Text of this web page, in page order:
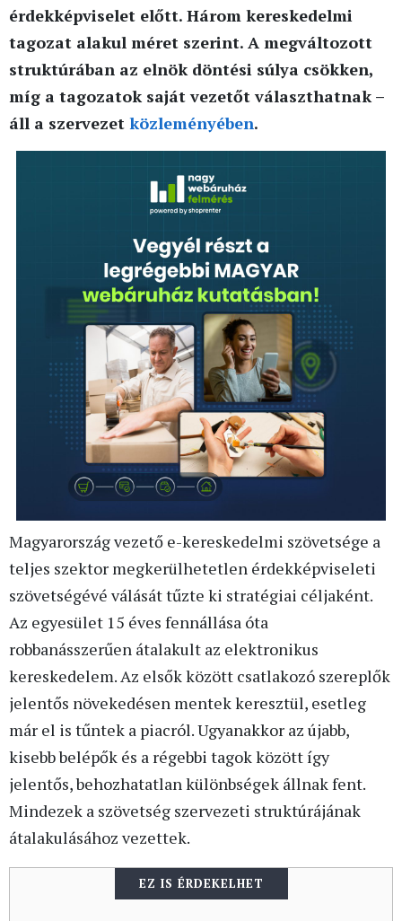
érdekképviselet előtt. Három kereskedelmi
tagozat alakul méret szerint. A megváltozott
struktúrában az elnök döntési súlya csökken,
míg a tagozatok saját vezetőt választhatnak –
áll a szervezet közleményében.
Magyarország vezető e-kereskedelmi szövetsége a
teljes szektor megkerülhetetlen érdekképviseleti
szövetségévé válását tűzte ki stratégiai céljaként.
Az egyesület 15 éves fennállása óta
robbanásszerűen átalakult az elektronikus
kereskedelem. Az elsők között csatlakozó szereplők
jelentős növekedésen mentek keresztül, esetleg
már el is tűntek a piacról. Ugyanakkor az újabb,
kisebb belépők és a régebbi tagok között így
jelentős, behozhatatlan különbségek állnak fent.
Mindezek a szövetség szervezeti struktúrájának
átalakulásához vezettek.
EZ IS ÉRDEKELHET